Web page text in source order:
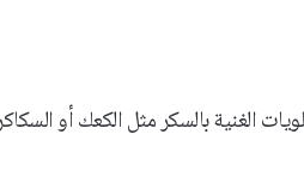
الغنية بالسكر مثل الكعك أو